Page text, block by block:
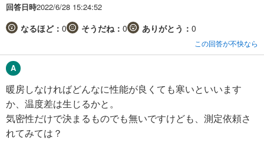
回答日時2022/6/28 15:24:52
なるほど： 0 そうだね： 0 ありがとう： 0
この回答が不快なら
暖房しなければどんなに性能が良くても寒いといいます
か、温度差は生じるかと。
気密性だけで決まるものでも無いですけども、測定依頼さ
れてみては？